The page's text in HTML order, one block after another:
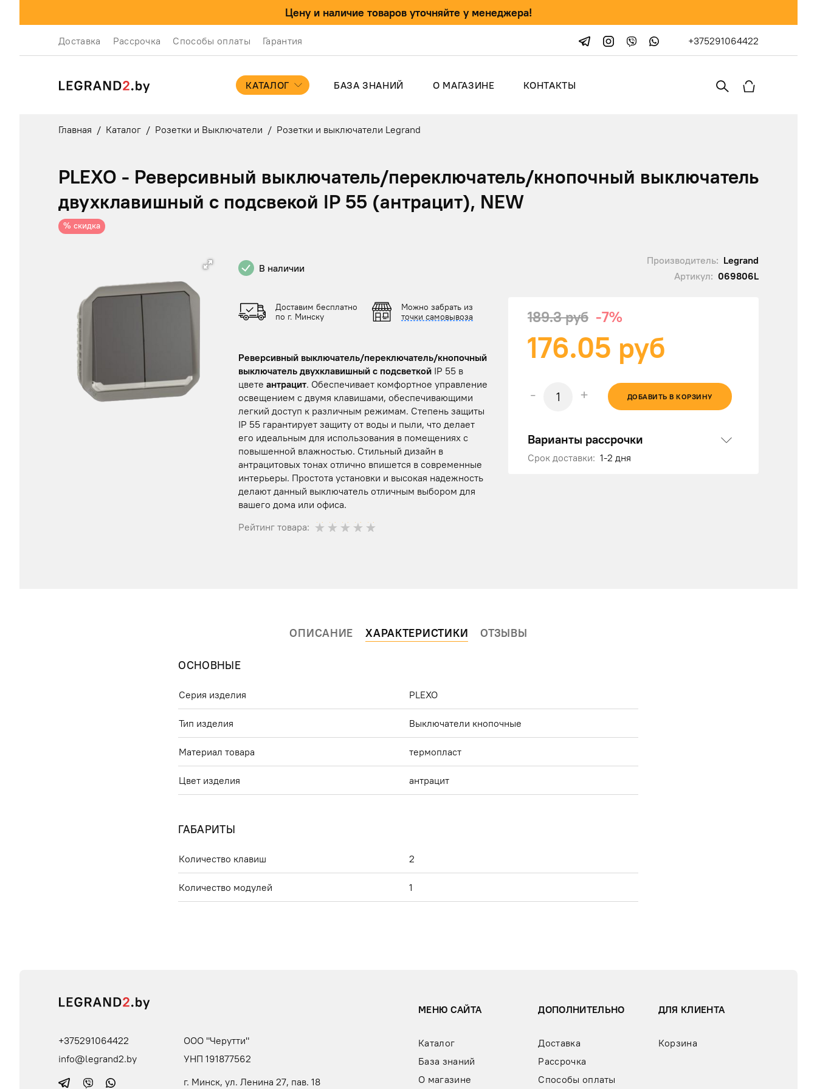
Цену и наличие товаров уточняйте у менеджера!
Доставка Рассрочка Способы оплаты Гарантия +375291064422
КАТАЛОГ БАЗА ЗНАНИЙ О МАГАЗИНЕ КОНТАКТЫ
Главная / Каталог / Розетки и Выключатели / Розетки и выключатели Legrand
PLEXO - Реверсивный выключатель/переключатель/кнопочный выключатель
двухклавишный с подсвекой IP 55 (антрацит), NEW
% скидка
В наличии
Производитель: Legrand
Артикул: 069806L
Доставим бесплатно
по г. Минску
Можно забрать из
точки самовывоза
Реверсивный выключатель/переключатель/кнопочный
выключатель двухклавишный с подсветкой IP 55 в
цвете антрацит. Обеспечивает комфортное управление
освещением с двумя клавишами, обеспечивающими
легкий доступ к различным режимам. Степень защиты
IP 55 гарантирует защиту от воды и пыли, что делает
его идеальным для использования в помещениях с
повышенной влажностью. Стильный дизайн в
антрацитовых тонах отлично впишется в современные
интерьеры. Простота установки и высокая надежность
делают данный выключатель отличным выбором для
вашего дома или офиса.
Рейтинг товара:
189.3 руб -7%
176.05 руб
- + ДОБАВИТЬ В КОРЗИНУ
Варианты рассрочки
Срок доставки: 1-2 дня
ОПИСАНИЕ ХАРАКТЕРИСТИКИ ОТЗЫВЫ
ОСНОВНЫЕ
Серия изделия PLEXO
Тип изделия Выключатели кнопочные
Материал товара термопласт
Цвет изделия антрацит
ГАБАРИТЫ
Количество клавиш 2
Количество модулей 1
+375291064422
info@legrand2.by
ООО "Черутти"
УНП 191877562
г. Минск, ул. Ленина 27, пав. 18
МЕНЮ САЙТА
Каталог
База знаний
О магазине
ДОПОЛНИТЕЛЬНО
Доставка
Рассрочка
Способы оплаты
ДЛЯ КЛИЕНТА
Корзина